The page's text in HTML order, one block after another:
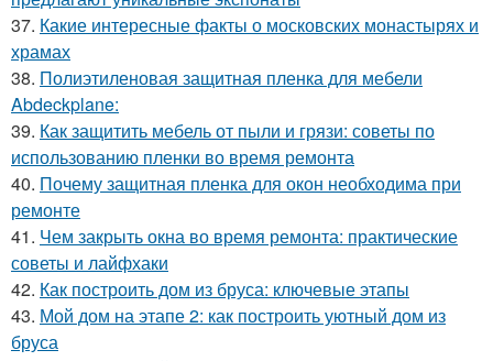
37. Какие интересные факты о московских монастырях и
храмах
38. Полиэтиленовая защитная пленка для мебели
Abdeckplane:
39. Как защитить мебель от пыли и грязи: советы по
использованию пленки во время ремонта
40. Почему защитная пленка для окон необходима при
ремонте
41. Чем закрыть окна во время ремонта: практические
советы и лайфхаки
42. Как построить дом из бруса: ключевые этапы
43. Мой дом на этапе 2: как построить уютный дом из
бруса